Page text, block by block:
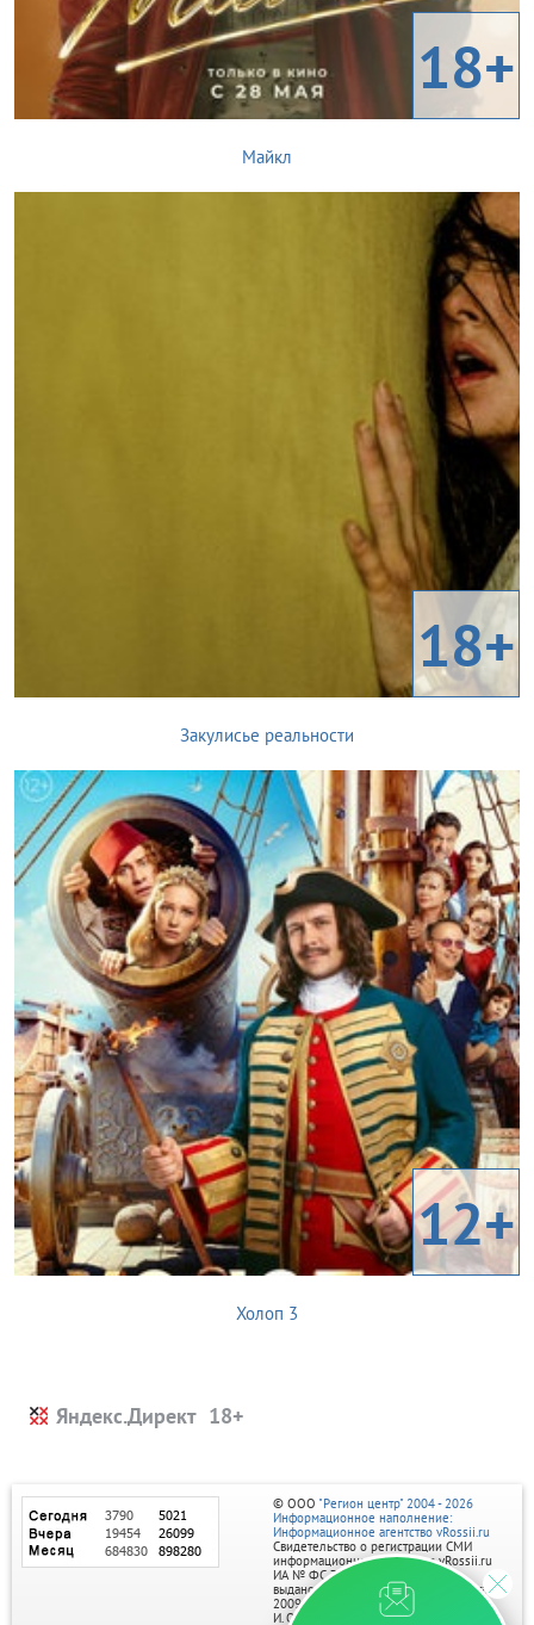
18+
Майкл
18+
Закулисье реальности
12+
Холоп 3
Яндекс.Директ
© ООО "Регион центр" 2004 - 2026
Информационное наполнение:
Информационное агентство vRossii.ru
Свидетельство о регистрации СМИ
информационного агентства vRossii.ru
ИА № ФС 77‑35502
выдано РОСКОМНАДЗОРом 04 марта
2009г.
И. О. Главного редактора Нарыков А. Н.